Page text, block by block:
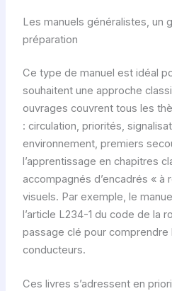
Les manuels généralistes, un
préparation
Ce type de manuel est idéal
souhaitent une approche
ouvrages couvrent tous les
: circulation, priorités,
environnement, premiers
l’apprentissage en chapitres
accompagnés d’encadrés « à
visuels. Par exemple, le
l’article L234-1 du code de la
passage clé pour
conducteurs.
Ces livres s’adressent en